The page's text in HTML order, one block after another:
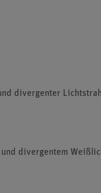
divergenter
divergentem